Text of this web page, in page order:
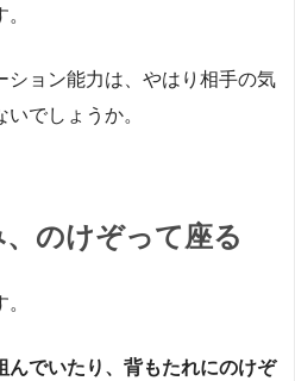
ョン能力は、やはり相手の気
でしょうか。
のけぞって座る
んでいたり、背もたれにのけぞ